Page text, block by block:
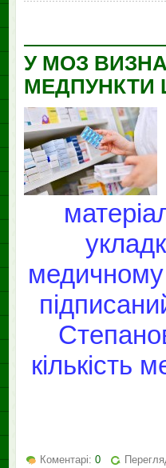
У МОЗ
МЕДПУНКТИ
медичному
кількість
Коментарі: 0